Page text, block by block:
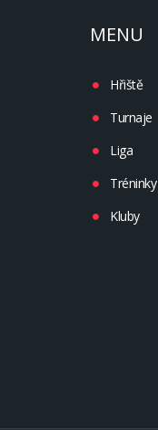
MENU
Hřiště
Turnaje
Liga
Tréninky
Kluby